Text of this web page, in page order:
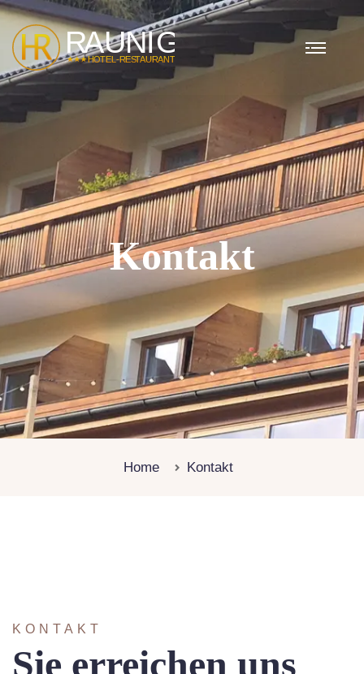
Kontakt
Home Kontakt
KONTAKT
Sie erreichen uns